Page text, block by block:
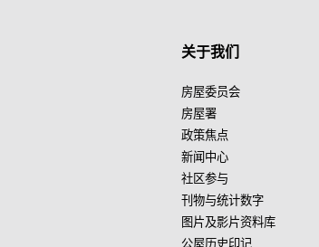
关于我们
房屋委员会
房屋署
政策焦点
新闻中心
社区参与
刊物与统计数字
图片及影片资料库
公屋历史印记